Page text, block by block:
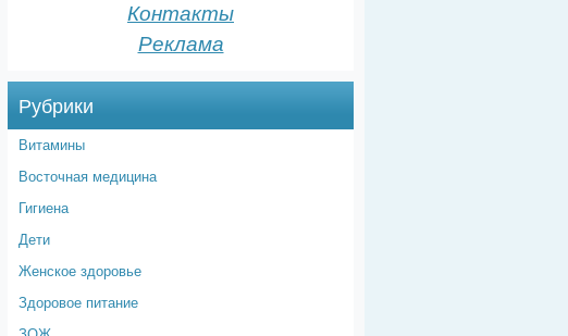
Контакты
Реклама
Рубрики
Витамины
Восточная медицина
Гигиена
Дети
Женское здоровье
Здоровое питание